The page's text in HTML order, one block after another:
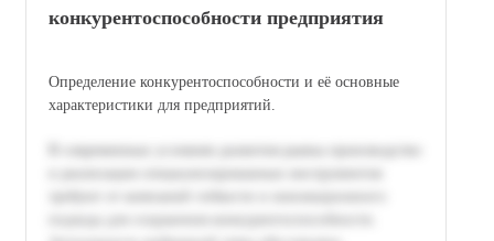
конкурентоспособности предприятия
Определение конкурентоспособности и её основные
характеристики для предприятий.